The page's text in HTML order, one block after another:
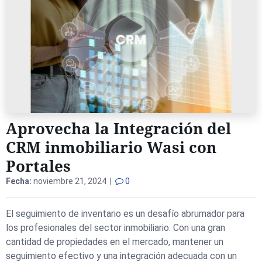
Aprovecha la Integración del
CRM inmobiliario Wasi con
Portales
Fecha: noviembre 21, 2024 | 0
El seguimiento de inventario es un desafío abrumador para
los profesionales del sector inmobiliario. Con una gran
cantidad de propiedades en el mercado, mantener un
seguimiento efectivo y una integración adecuada con un